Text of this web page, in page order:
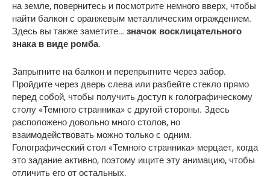
на земле, повернитесь и посмотрите немного вверх, чтобы
найти балкон с оранжевым металлическим ограждением.
Здесь вы также заметите… значок восклицательного
знака в виде ромба.
Запрыгните на балкон и перепрыгните через забор.
Пройдите через дверь слева или разбейте стекло прямо
перед собой, чтобы получить доступ к голографическому
столу «Темного странника» с другой стороны. Здесь
расположено довольно много столов, но
взаимодействовать можно только с одним.
Голографический стол «Темного странника» мерцает, когда
это задание активно, поэтому ищите эту анимацию, чтобы
отличить его от остальных.